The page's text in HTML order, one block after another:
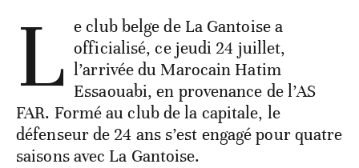
L e club belge de La Gantoise a
officialisé, ce jeudi 24 juillet,
l’arrivée du Marocain Hatim
Essaouabi, en provenance de l’AS
FAR. Formé au club de la capitale, le
défenseur de 24 ans s’est engagé pour quatre
saisons avec La Gantoise.